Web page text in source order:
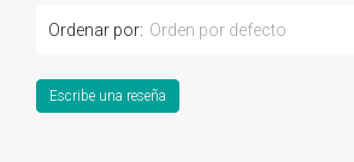
Ordenar por: Orden por defecto
Escribe una reseña